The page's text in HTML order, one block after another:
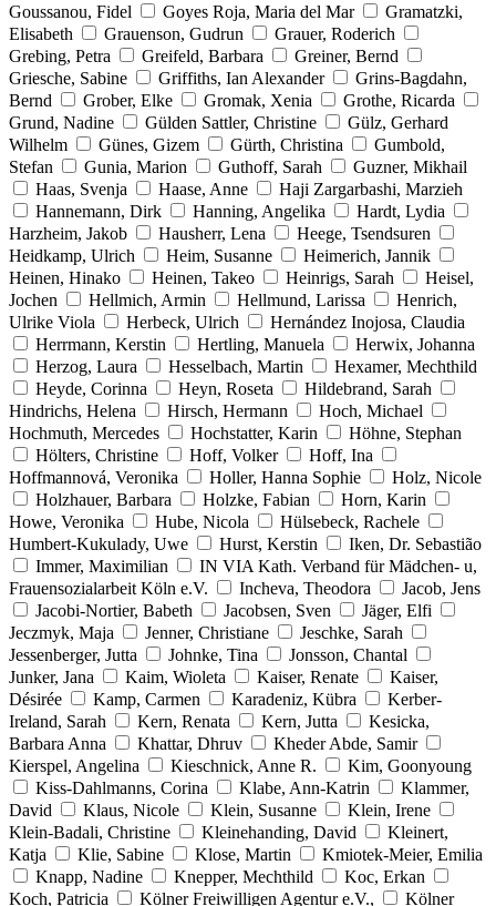
Goussanou, Fidel
Goyes Roja, Maria del Mar
Gramatzki,
Elisabeth
Grauenson, Gudrun
Grauer, Roderich
Grebing, Petra
Greifeld, Barbara
Greiner, Bernd
Griesche, Sabine
Griffiths, Ian Alexander
Grins-Bagdahn,
Bernd
Grober, Elke Gromak, Xenia
Grothe, Ricarda
Grund, Nadine
Gülden Sattler, Christine
Gülz, Gerhard
Wilhelm
Günes, Gizem Gürth, Christina
Gumbold,
Stefan
Gunia, Marion Guthoff, Sarah
Guzner, Mikhail
Haas, Svenja
Haase, Anne
Haji Zargarbashi, Marzieh
Hannemann, Dirk
Hanning, Angelika
Hardt, Lydia
Harzheim, Jakob
Hausherr, Lena
Heege, Tsendsuren
Heidkamp, Ulrich
Heim, Susanne
Heimerich, Jannik
Heinen, Hinako
Heinen, Takeo Heinrigs, Sarah
Heisel,
Jochen
Hellmich, Armin Hellmund, Larissa
Henrich,
Ulrike Viola
Herbeck, Ulrich
Hernández Inojosa, Claudia
Herrmann, Kerstin
Hertling, Manuela
Herwix, Johanna
Herzog, Laura
Hesselbach, Martin
Hexamer, Mechthild
Heyde, Corinna
Heyn, Roseta
Hildebrand, Sarah
Hindrichs, Helena
Hirsch, Hermann
Hoch, Michael
Hochmuth, Mercedes
Hochstatter, Karin
Höhne, Stephan
Hölters, Christine
Hoff, Volker
Hoff, Ina
Hoffmannová, Veronika
Holler, Hanna Sophie
Holz, Nicole
Holzhauer, Barbara
Holzke, Fabian
Horn, Karin
Howe, Veronika
Hube, Nicola
Hülsebeck, Rachele
Humbert-Kukulady, Uwe
Hurst, Kerstin
Iken, Dr. Sebastião
Immer, Maximilian
IN VIA Kath. Verband für Mädchen- u,
Frauensozialarbeit Köln e.V.
Incheva, Theodora
Jacob, Jens
Jacobi-Nortier, Babeth
Jacobsen, Sven
Jäger, Elfi
Jeczmyk, Maja
Jenner, Christiane
Jeschke, Sarah
Jessenberger, Jutta
Johnke, Tina
Jonsson, Chantal
Junker, Jana
Kaim, Wioleta Kaiser, Renate
Kaiser,
Désirée
Kamp, Carmen Karadeniz, Kübra
Kerber-
Ireland, Sarah
Kern, Renata Kern, Jutta
Kesicka,
Barbara Anna
Khattar, Dhruv
Kheder Abde, Samir
Kierspel, Angelina
Kieschnick, Anne R.
Kim, Goonyoung
Kiss-Dahlmanns, Corina
Klabe, Ann-Katrin
Klammer,
David
Klaus, Nicole Klein, Susanne
Klein, Irene
Klein-Badali, Christine
Kleinehanding, David
Kleinert,
Katja
Klie, Sabine Klose, Martin
Kmiotek-Meier, Emilia
Knapp, Nadine
Knepper, Mechthild
Koc, Erkan
Koch, Patricia
Kölner Freiwilligen Agentur e.V., Kölner